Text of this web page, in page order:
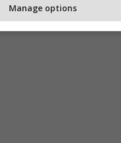
Manage options